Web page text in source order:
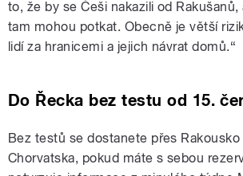
to, že by se Češi nakazili od
tam mohou potkat. Obecně je větší
lidí za hranicemi a jejich návrat domů.“
Do Řecka bez testu od 15.
Bez testů se dostanete přes Rakousko
Chorvatska, pokud máte s sebou